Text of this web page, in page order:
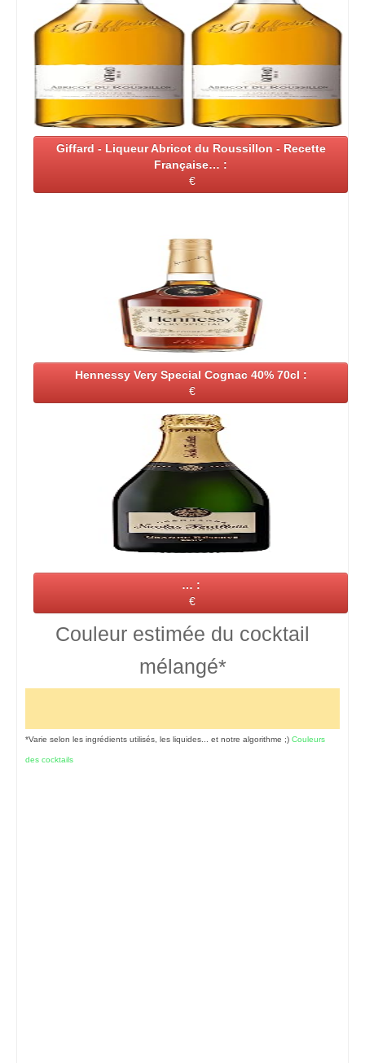
Giffard - Liqueur Abricot du Roussillon - Recette
Française… :
€
Hennessy Very Special Cognac 40% 70cl :
€
… :
€
Couleur estimée du cocktail
mélangé*
*Varie selon les ingrédients utilisés, les liquides... et notre algorithme ;) Couleurs
des cocktails